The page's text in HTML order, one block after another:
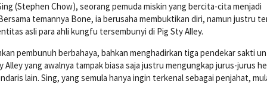
(Stephen Chow), seorang pemuda miskin yang bercita-cita menjadi
temannya Bone, ia berusaha membuktikan diri, namun justru
asli para ahli kungfu tersembunyi di Pig Sty Alley.
pembunuh berbahaya, bahkan menghadirkan tiga pendekar sakti
yang awalnya tampak biasa saja justru mengungkap jurus-jurus
lain. Sing, yang semula hanya ingin terkenal sebagai penjahat,